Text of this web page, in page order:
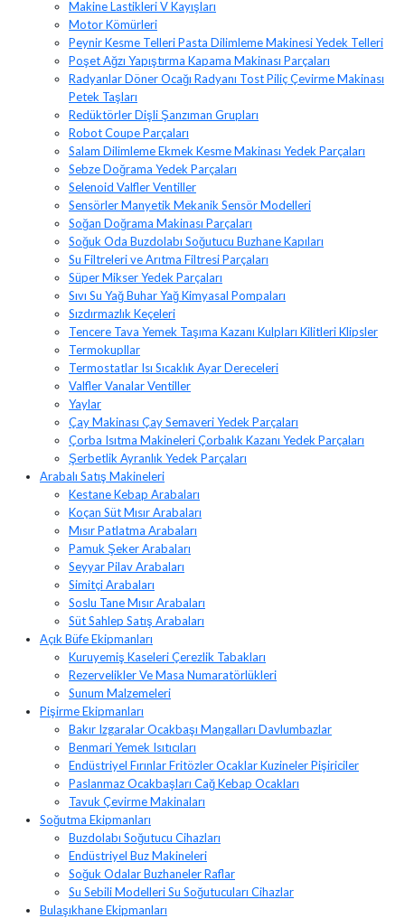
Makine Lastikleri V Kayışları
Motor Kömürleri
Peynir Kesme Telleri Pasta Dilimleme Makinesi Yedek Telleri
Poşet Ağzı Yapıştırma Kapama Makinası Parçaları
Radyanlar Döner Ocağı Radyanı Tost Piliç Çevirme Makinası
Petek Taşları
Redüktörler Dişli Şanzıman Grupları
Robot Coupe Parçaları
Salam Dilimleme Ekmek Kesme Makinası Yedek Parçaları
Sebze Doğrama Yedek Parçaları
Selenoid Valfler Ventiller
Sensörler Manyetik Mekanik Sensör Modelleri
Soğan Doğrama Makinası Parçaları
Soğuk Oda Buzdolabı Soğutucu Buzhane Kapıları
Su Filtreleri ve Arıtma Filtresi Parçaları
Süper Mikser Yedek Parçaları
Sıvı Su Yağ Buhar Yağ Kimyasal Pompaları
Sızdırmazlık Keçeleri
Tencere Tava Yemek Taşıma Kazanı Kulpları Kilitleri Klipsler
Termokupllar
Termostatlar Isı Sıcaklık Ayar Dereceleri
Valfler Vanalar Ventiller
Yaylar
Çay Makinası Çay Semaveri Yedek Parçaları
Çorba Isıtma Makineleri Çorbalık Kazanı Yedek Parçaları
Şerbetlik Ayranlık Yedek Parçaları
Arabalı Satış Makineleri
Kestane Kebap Arabaları
Koçan Süt Mısır Arabaları
Mısır Patlatma Arabaları
Pamuk Şeker Arabaları
Seyyar Pilav Arabaları
Simitçi Arabaları
Soslu Tane Mısır Arabaları
Süt Sahlep Satış Arabaları
Açık Büfe Ekipmanları
Kuruyemiş Kaseleri Çerezlik Tabakları
Rezervelikler Ve Masa Numaratörlükleri
Sunum Malzemeleri
Pişirme Ekipmanları
Bakır Izgaralar Ocakbaşı Mangalları Davlumbazlar
Benmari Yemek Isıtıcıları
Endüstriyel Fırınlar Fritözler Ocaklar Kuzineler Pişiriciler
Paslanmaz Ocakbaşları Cağ Kebap Ocakları
Tavuk Çevirme Makinaları
Soğutma Ekipmanları
Buzdolabı Soğutucu Cihazları
Endüstriyel Buz Makineleri
Soğuk Odalar Buzhaneler Raflar
Su Sebili Modelleri Su Soğutucuları Cihazlar
Bulaşıkhane Ekipmanları